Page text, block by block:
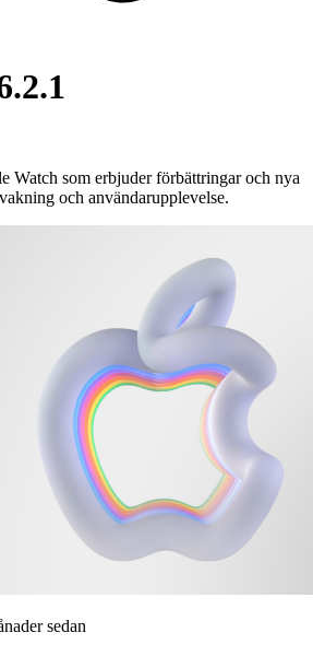
Watch som erbjuder förbättringar och nya
och användarupplevelse.
sedan